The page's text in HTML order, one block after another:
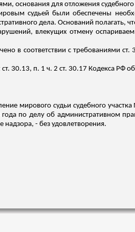
основания для отложения судебного
судьей были обеспечены
дела. Оснований полагать,
влекущих отмену
в соответствии с требованиями
ст. 30.13, п. 1 ч. 2 ст. 30.17 Кодекса РФ
мирового судьи судебного
года по делу об административном
надзора, - без удовлетворения.